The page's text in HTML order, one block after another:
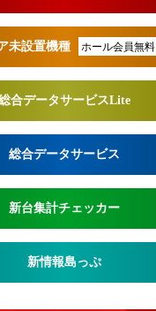
未設置機種 ホール会員無料
合データサービスLite
総合データサービス
新台集計チェッカー
新情報島っぷ